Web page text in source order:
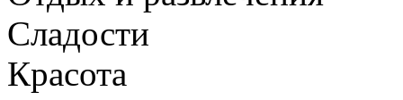
Сладости
Красота